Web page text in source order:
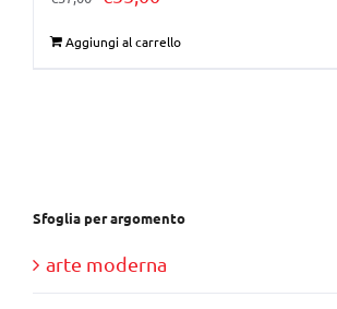
Aggiungi al carrello
Sfoglia per argomento
arte moderna